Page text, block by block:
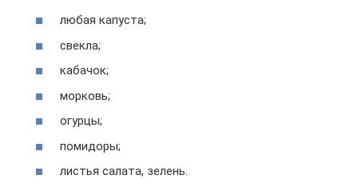
любая капуста;
свекла;
кабачок;
морковь;
огурцы;
помидоры;
листья салата, зелень.